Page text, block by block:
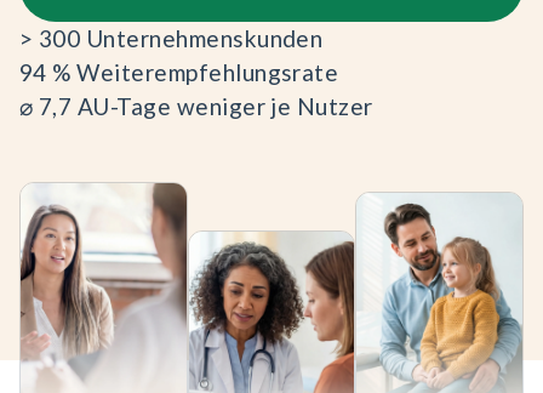
> 300 Unternehmenskunden
94 % Weiterempfehlungsrate
⌀ 7,7 AU-Tage weniger je Nutzer